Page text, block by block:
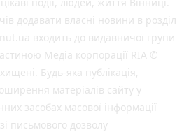
події, людей, життя Вінниці.
додавати власні новини в розділ
входить до видавничої групи
Медіа корпорації RIA ©
Будь-яка публiкацiя,
матеріалів сайту у
засобах масової інформації
письмового дозволу